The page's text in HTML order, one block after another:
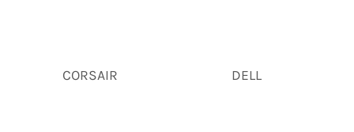
CORSAIR DELL